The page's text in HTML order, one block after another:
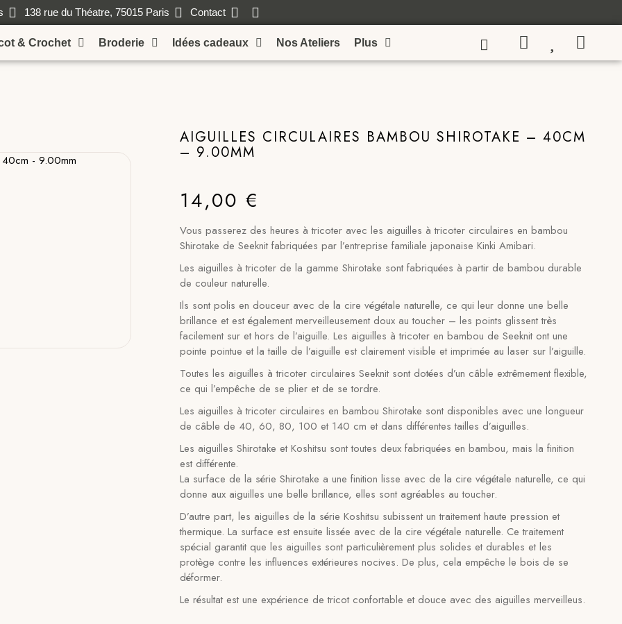
138 rue du Théatre, 75015 Paris Contact
& Crochet Broderie Idées cadeaux Nos Ateliers Plus
AIGUILLES CIRCULAIRES BAMBOU SHIROTAKE – 40CM
– 9.00MM
14,00 €
Vous passerez des heures à tricoter avec les aiguilles à tricoter circulaires en bambou
Shirotake de Seeknit fabriquées par l’entreprise familiale japonaise Kinki Amibari.
Les aiguilles à tricoter de la gamme Shirotake sont fabriquées à partir de bambou durable
de couleur naturelle.
Ils sont polis en douceur avec de la cire végétale naturelle, ce qui leur donne une belle
brillance et est également merveilleusement doux au toucher – les points glissent très
facilement sur et hors de l’aiguille. Les aiguilles à tricoter en bambou de Seeknit ont une
pointe pointue et la taille de l’aiguille est clairement visible et imprimée au laser sur l’aiguille.
Toutes les aiguilles à tricoter circulaires Seeknit sont dotées d’un câble extrêmement flexible,
ce qui l’empêche de se plier et de se tordre.
Les aiguilles à tricoter circulaires en bambou Shirotake sont disponibles avec une longueur
de câble de 40, 60, 80, 100 et 140 cm et dans différentes tailles d’aiguilles.
Les aiguilles Shirotake et Koshitsu sont toutes deux fabriquées en bambou, mais la finition
est différente.
La surface de la série Shirotake a une finition lisse avec de la cire végétale naturelle, ce qui
donne aux aiguilles une belle brillance, elles sont agréables au toucher.
D’autre part, les aiguilles de la série Koshitsu subissent un traitement haute pression et
thermique. La surface est ensuite lissée avec de la cire végétale naturelle. Ce traitement
spécial garantit que les aiguilles sont particulièrement plus solides et durables et les
protège contre les influences extérieures nocives. De plus, cela empêche le bois de se
déformer.
Le résultat est une expérience de tricot confortable et douce avec des aiguilles merveilleus.